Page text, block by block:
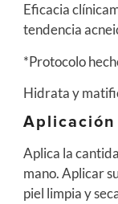
Eficacia
tendencia
*Protocolo
Hidrata y
Aplicación
Aplica la
mano. Aplicar
piel limpia y